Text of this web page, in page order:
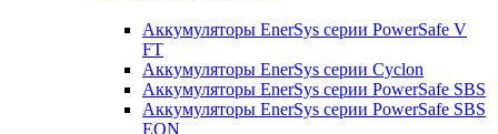
Аккумуляторы EnerSys серии PowerSafe V
FT
Аккумуляторы EnerSys серии Cyclon
Аккумуляторы EnerSys серии PowerSafe SBS
Аккумуляторы EnerSys серии PowerSafe SBS
EON